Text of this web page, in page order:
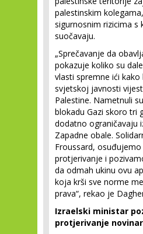
palestinskim
sigurnosnim rizicima s
suočavaju.
„Sprečavanje da
pokazuje koliko su
vlasti spremne ići kako
svjetskoj javnosti
Palestine. Nametnuli
blokadu Gazi skoro tri
dodatno ograničavaju
Zapadne obale.
Froussard,
protjerivanje i
da odmah ukinu ovu
koja krši sve norme
prava“, rekao je
Izraelski ministar
protjerivanje